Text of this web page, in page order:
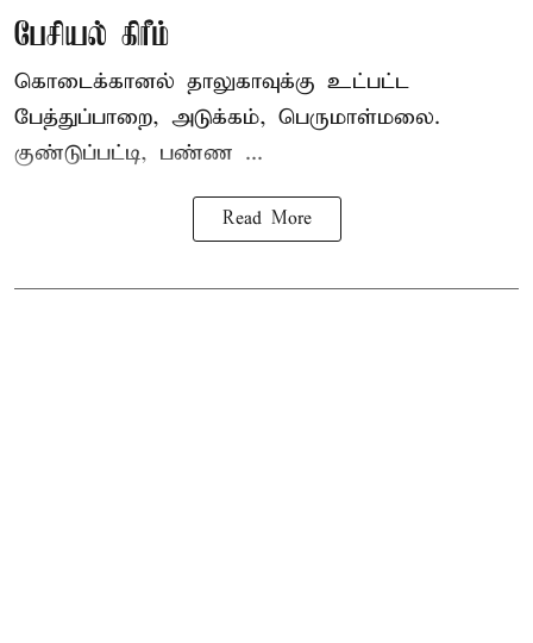
பேசியல் கிரீம்
கொடைக்கானல் தாலுகாவுக்கு உட்பட்ட
பேத்துப்பாறை, அடுக்கம், பெருமாள்மலை.
குண்டுப்பட்டி, பண்ண ...
Read More